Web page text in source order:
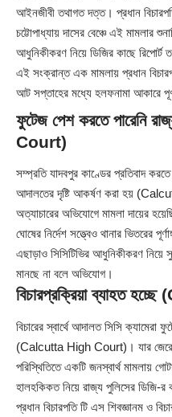
আইনজীবী তথাগত দত্ত। প্রধান
চট্টোপাধ্যায় দাসের বেঞ্চে এই মামলার
আধুনিকীকরণ নিয়ে ডিজির কাছে
এই সংক্রান্ত এক মামলায় প্রধান
আট সপ্তাহের মধ্যে হলফনামা আকারে
ফুটেজ পেশ করতে পারেনি
Court)
সম্প্রতি যাদবপুর কাণ্ডের প্রতিবাদ
আদালতের দৃষ্টি আকর্ষণ করা হয়
অত্যাচারের অভিযোগে মামলা দায়ের
ঘোষের নির্দেশ সত্ত্বেও থানার ভিতরের
এছাড়াও সিসিটিভির আধুনিকীকরণ নিয়ে
মানছে না বলে অভিযোগ।
বিচারপ্রক্রিয়া ব্যাহত
বিচারের স্বার্থে আদালত সিসি
(Calcutta High Court)। যার জেরে
পরিস্থিতিতে একটি জনস্বার্থ মামলায়
হালহকিকত নিয়ে রাজ্য পুলিসের ডিজি-র
প্রধান বিচারপতি টি এস শিবজ্ঞানম ও